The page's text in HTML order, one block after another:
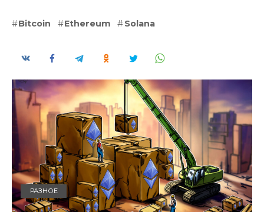
Bitcoin Ethereum Solana
РАЗНОЕ